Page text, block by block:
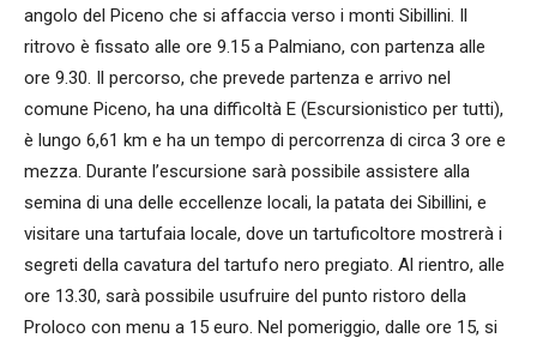
angolo del Piceno che si affaccia verso i monti Sibillini. Il
ritrovo è fissato alle ore 9.15 a Palmiano, con partenza alle
ore 9.30. Il percorso, che prevede partenza e arrivo nel
comune Piceno, ha una difficoltà E (Escursionistico per tutti),
è lungo 6,61 km e ha un tempo di percorrenza di circa 3 ore e
mezza. Durante l’escursione sarà possibile assistere alla
semina di una delle eccellenze locali, la patata dei Sibillini, e
visitare una tartufaia locale, dove un tartuficoltore mostrerà i
segreti della cavatura del tartufo nero pregiato. Al rientro, alle
ore 13.30, sarà possibile usufruire del punto ristoro della
Proloco con menu a 15 euro. Nel pomeriggio, dalle ore 15, si